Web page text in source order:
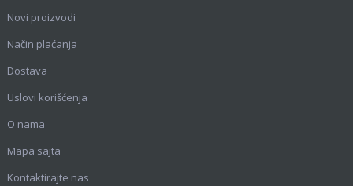
Novi proizvodi
Način plaćanja
Dostava
Uslovi korišćenja
O nama
Mapa sajta
Kontaktirajte nas